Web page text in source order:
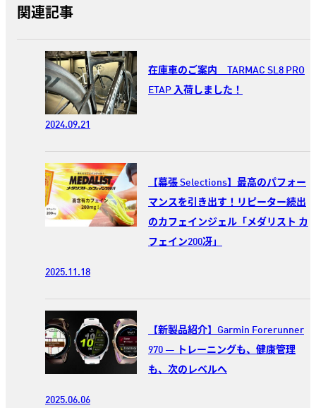
関連記事
在庫車のご案内 TARMAC SL8 PRO
ETAP 入荷しました！
2024.09.21
【幕張 Selections】最高のパフォー
マンスを引き出す！リピーター続出
のカフェインジェル「メダリスト カ
フェイン200冴」
2025.11.18
【新製品紹介】Garmin Forerunner
970 ― トレーニングも、健康管理
も、次のレベルへ
2025.06.06